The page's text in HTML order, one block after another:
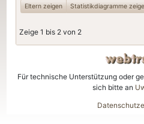
Eltern zeigen Statistikdiagramme
Zeige 1 bis 2 von 2
Für technische Unterstützung oder
sich bitte an